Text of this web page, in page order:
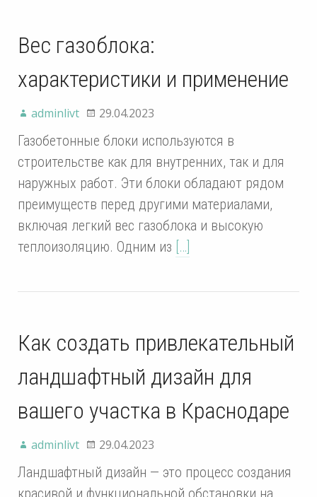
Вес газоблока:
характеристики и применение
adminlivt 29.04.2023
Газобетонные блоки используются в
строительстве как для внутренних, так и для
наружных работ. Эти блоки обладают рядом
преимуществ перед другими материалами,
включая легкий вес газоблока и высокую
теплоизоляцию. Одним из […]
Как создать привлекательный
ландшафтный дизайн для
вашего участка в Краснодаре
adminlivt 29.04.2023
Ландшафтный дизайн — это процесс создания
красивой и функциональной обстановки на